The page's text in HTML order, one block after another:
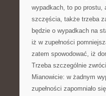
wypadkach, to po prostu,
szczęścia, także trzeba
będzie o wypadkach na
iż w zupełności
zatem spowodować, iż
Trzeba szczególnie
Mianowicie: w żadnym
zupełności zapomniało